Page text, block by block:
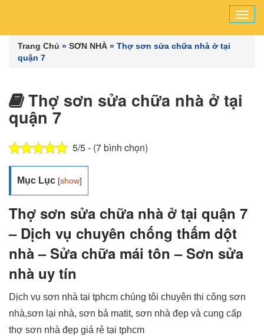
Trang Chủ » SƠN NHÀ » Thợ sơn sửa chữa nhà ở tại
quận 7
Thợ sơn sửa chữa nhà ở tại
quận 7
5/5 - (7 bình chọn)
Mục Lục [show]
Thợ sơn sửa chữa nhà ở tại quận 7
– Dịch vụ chuyên chống thấm dột
nhà – Sửa chữa mái tôn – Sơn sửa
nhà uy tín
Dịch vụ sơn nhà tại tphcm chúng tôi chuyên thi công sơn
nhà,sơn lại nhà, sơn bả matit, sơn nhà đẹp và cung cấp
thợ sơn nhà đẹp giá rẻ tại tphcm